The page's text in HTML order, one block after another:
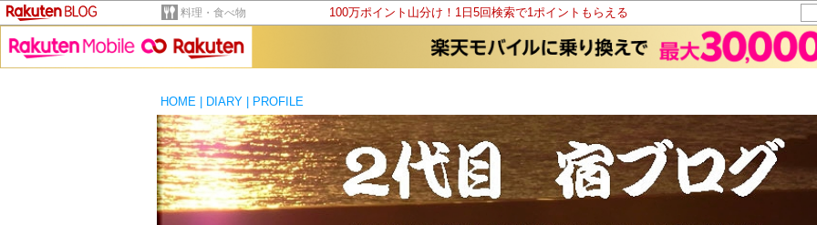
料理・食べ物 100万ポイント山分け！1日5回検索で1ポイントもらえる
HOME DIARY PROFILE